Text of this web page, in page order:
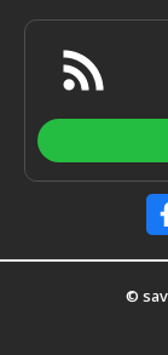
©